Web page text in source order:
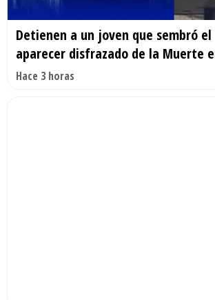
Detienen a un joven que sembró
aparecer disfrazado de la Muerte
Hace 3 horas